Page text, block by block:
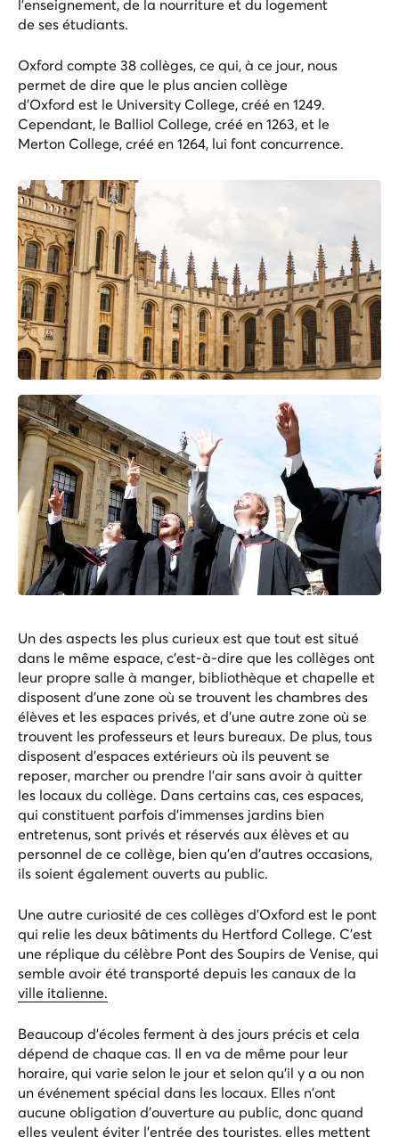
l'enseignement, de la nourriture et du logement
de ses étudiants.
Oxford compte 38 collèges, ce qui, à ce jour, nous
permet de dire que le plus ancien collège
d'Oxford est le University College, créé en 1249.
Cependant, le Balliol College, créé en 1263, et le
Merton College, créé en 1264, lui font concurrence.
Un des aspects les plus curieux est que tout est situé
dans le même espace, c'est-à-dire que les collèges ont
leur propre salle à manger, bibliothèque et chapelle et
disposent d'une zone où se trouvent les chambres des
élèves et les espaces privés, et d'une autre zone où se
trouvent les professeurs et leurs bureaux. De plus, tous
disposent d'espaces extérieurs où ils peuvent se
reposer, marcher ou prendre l'air sans avoir à quitter
les locaux du collège. Dans certains cas, ces espaces,
qui constituent parfois d'immenses jardins bien
entretenus, sont privés et réservés aux élèves et au
personnel de ce collège, bien qu'en d'autres occasions,
ils soient également ouverts au public.
Une autre curiosité de ces collèges d'Oxford est le pont
qui relie les deux bâtiments du Hertford College. C'est
une réplique du célèbre Pont des Soupirs de Venise, qui
semble avoir été transporté depuis les canaux de la
ville italienne.
Beaucoup d'écoles ferment à des jours précis et cela
dépend de chaque cas. Il en va de même pour leur
horaire, qui varie selon le jour et selon qu'il y a ou non
un événement spécial dans les locaux. Elles n'ont
aucune obligation d'ouverture au public, donc quand
elles veulent éviter l'entrée des touristes, elles mettent